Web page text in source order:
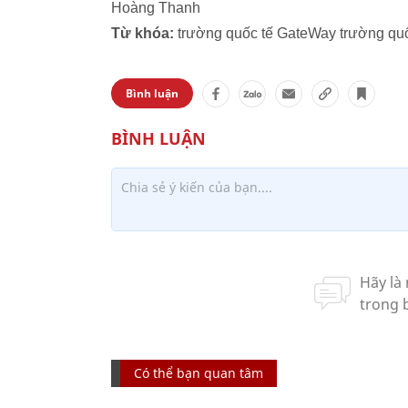
Hoàng Thanh
Từ khóa: trường quốc tế GateWay trường
Bình luận
Có thể bạn quan tâm